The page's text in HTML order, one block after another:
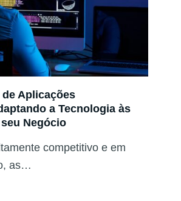
Aplicações
a Tecnologia às
Negócio
competitivo e em
as…